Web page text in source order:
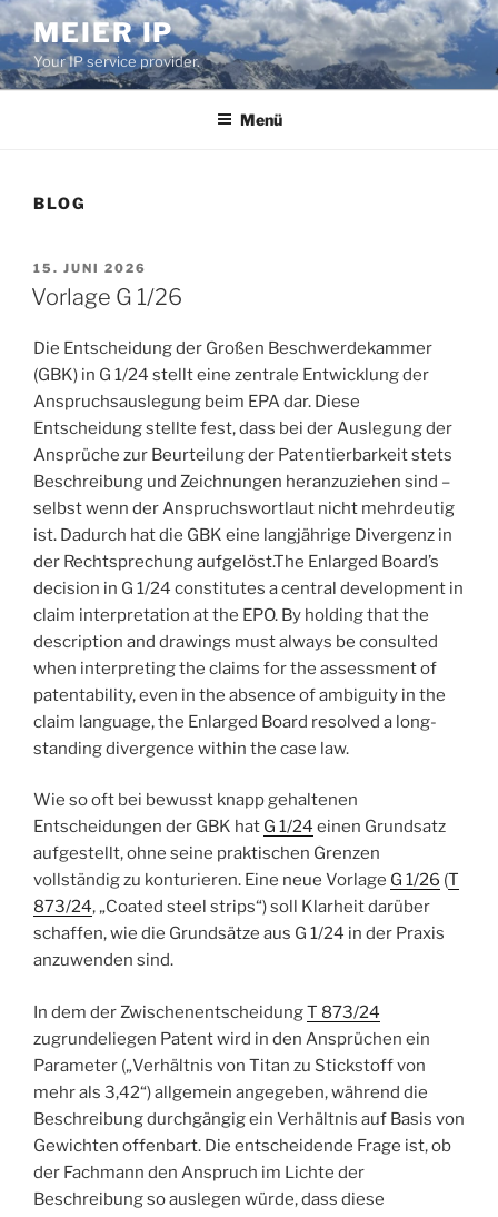
Zum
Inhalt
springen
MEIER IP
Your IP service provider.
Menü
BLOG
VERÖFFENTLICHT
AM
15. JUNI 2026
Vorlage G 1/26
Die Entscheidung der Großen Beschwerdekammer
(GBK) in G 1/24 stellt eine zentrale Entwicklung der
Anspruchsauslegung beim EPA dar. Diese
Entscheidung stellte fest, dass bei der Auslegung der
Ansprüche zur Beurteilung der Patentierbarkeit stets
Beschreibung und Zeichnungen heranzuziehen sind –
selbst wenn der Anspruchswortlaut nicht mehrdeutig
ist. Dadurch hat die GBK eine langjährige Divergenz in
der Rechtsprechung aufgelöst.The Enlarged Board’s
decision in G 1/24 constitutes a central development in
claim interpretation at the EPO. By holding that the
description and drawings must always be consulted
when interpreting the claims for the assessment of
patentability, even in the absence of ambiguity in the
claim language, the Enlarged Board resolved a long-
standing divergence within the case law.
Wie so oft bei bewusst knapp gehaltenen
Entscheidungen der GBK hat G 1/24 einen Grundsatz
aufgestellt, ohne seine praktischen Grenzen
vollständig zu konturieren. Eine neue Vorlage G 1/26 (T
873/24, „Coated steel strips“) soll Klarheit darüber
schaffen, wie die Grundsätze aus G 1/24 in der Praxis
anzuwenden sind.
In dem der ZwischenentscheidungT 873/24
zugrundeliegen Patent wird in den Ansprüchen ein
Parameter („Verhältnis von Titan zu Stickstoff von
mehr als 3,42“) allgemein angegeben, während die
Beschreibung durchgängig ein Verhältnis auf Basis von
Gewichten offenbart. Die entscheidende Frage ist, ob
der Fachmann den Anspruch im Lichte der
Beschreibung so auslegen würde, dass diese